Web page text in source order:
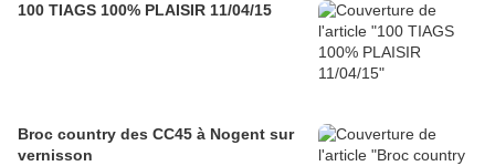
100 TIAGS 100% PLAISIR 11/04/15
Broc country des CC45 à Nogent sur
vernisson